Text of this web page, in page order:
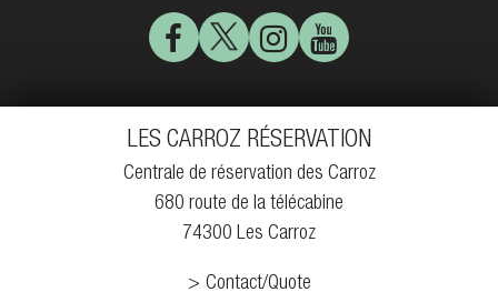
LES CARROZ RÉSERVATION
Centrale de réservation des Carroz
680 route de la télécabine
74300 Les Carroz
Contact/Quote